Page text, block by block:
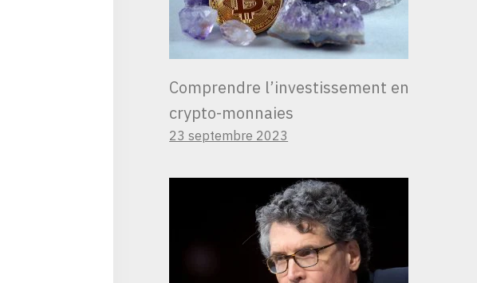
Comprendre l’investissement en
crypto-monnaies
23 septembre 2023